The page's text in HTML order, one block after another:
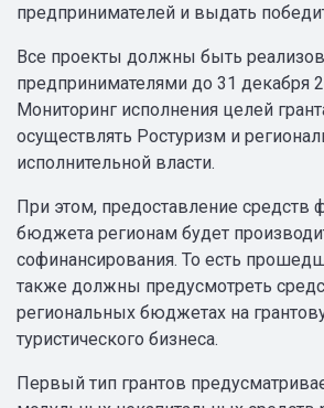
предпринимателей и выдать
Все проекты должны быть
предпринимателями до 31 декабря
Мониторинг исполнения целей
осуществлять Ростуризм и
исполнительной власти.
При этом, предоставление средств
бюджета регионам будет
софинансирования. То есть
также должны предусмотреть
региональных бюджетах на
туристического бизнеса.
Первый тип грантов